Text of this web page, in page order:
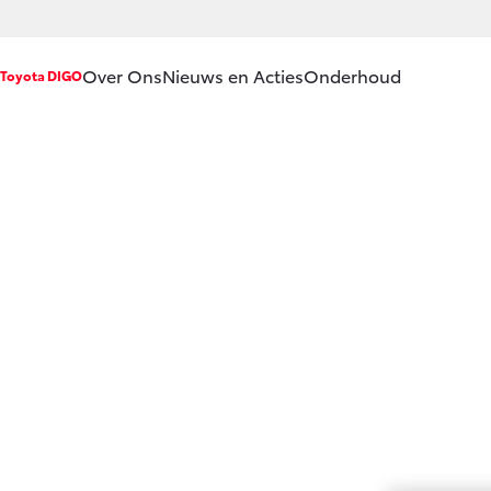
Toyota DIGOOver OnsNieuws en ActiesOnderhoud